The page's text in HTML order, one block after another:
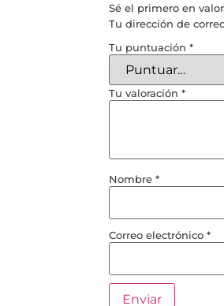
Sé el primero en
Tu dirección de
Tu puntuación *
Tu valoración *
Nombre *
Correo electrónico *